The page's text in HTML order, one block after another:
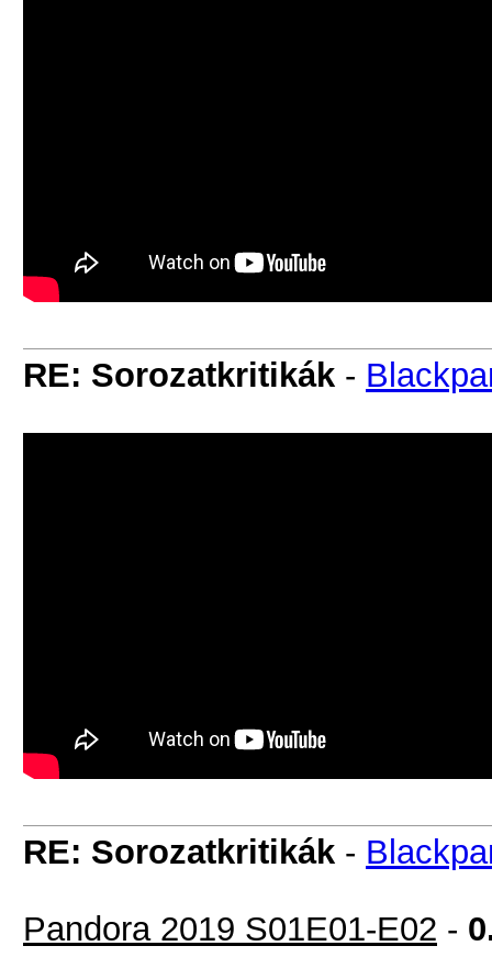
RE: Sorozatkritikák -
RE: Sorozatkritikák -
Pandora 2019 S01E01-E02 -